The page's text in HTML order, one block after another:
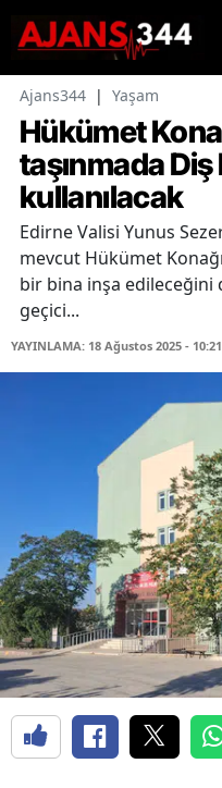
Ajans344 | Yaşam
Hükümet
taşınmada
kullanılacak
Edirne Valisi Yunus
mevcut Hükümet
bir bina inşa edileceğini
geçici...
YAYINLAMA: 18 Ağustos 2025 - 10:21